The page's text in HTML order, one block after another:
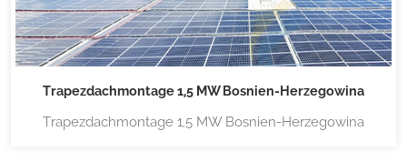
Trapezdachmontage 1,5 MW Bosnien-Herzegowina
Trapezdachmontage 1,5 MW Bosnien-Herzegowina